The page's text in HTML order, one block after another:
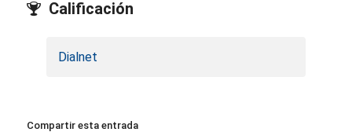
Calificación
Dialnet
Compartir esta entrada